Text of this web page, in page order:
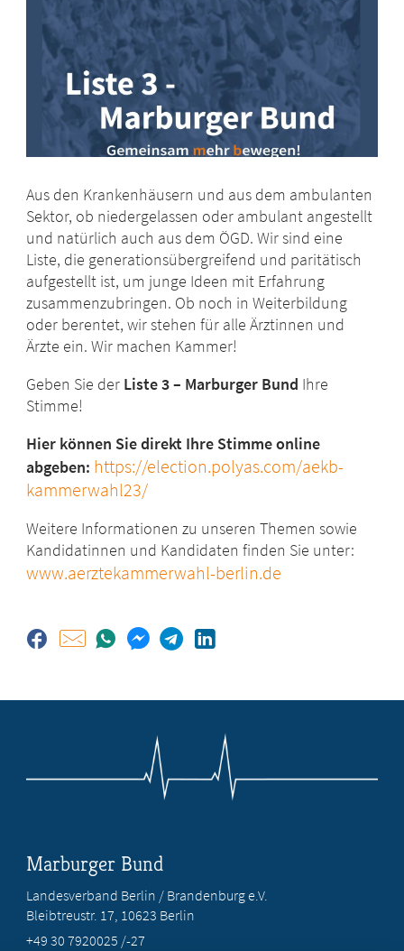
Aus den Krankenhäusern und aus dem ambulanten
Sektor, ob niedergelassen oder ambulant angestellt
und natürlich auch aus dem ÖGD. Wir sind eine
Liste, die generationsübergreifend und paritätisch
aufgestellt ist, um junge Ideen mit Erfahrung
zusammenzubringen. Ob noch in Weiterbildung
oder berentet, wir stehen für alle Ärztinnen und
Ärzte ein. Wir machen Kammer!
Geben Sie der Liste 3 – Marburger Bund Ihre
Stimme!
Hier können Sie direkt Ihre Stimme online
abgeben: https://election.polyas.com/aekb-
kammerwahl23/
Weitere Informationen zu unseren Themen sowie
Kandidatinnen und Kandidaten finden Sie unter:
www.aerztekammerwahl-berlin.de
Marburger Bund
Landesverband Berlin / Brandenburg e.V.
Bleibtreustr. 17, 10623 Berlin
+49 30 7920025 /-27